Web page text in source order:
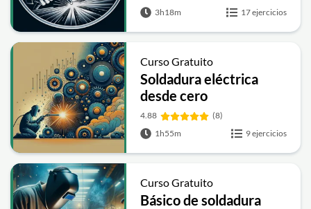
3h18m
17 ejercicios
Curso Gratuito
Soldadura eléctrica
desde cero
4.88
(8)
1h55m
9 ejercicios
Curso Gratuito
Básico de soldadura